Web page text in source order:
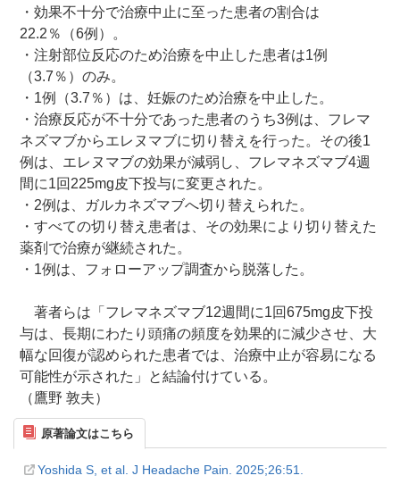
・効果不十分で治療中止に至った患者の割合は
22.2％（6例）。
・注射部位反応のため治療を中止した患者は1例
（3.7％）のみ。
・1例（3.7％）は、妊娠のため治療を中止した。
・治療反応が不十分であった患者のうち3例は、フレマ
ネズマブからエレヌマブに切り替えを行った。その後1
例は、エレヌマブの効果が減弱し、フレマネズマブ4週
間に1回225mg皮下投与に変更された。
・2例は、ガルカネズマブへ切り替えられた。
・すべての切り替え患者は、その効果により切り替えた
薬剤で治療が継続された。
・1例は、フォローアップ調査から脱落した。
著者らは「フレマネズマブ12週間に1回675mg皮下投
与は、長期にわたり頭痛の頻度を効果的に減少させ、大
幅な回復が認められた患者では、治療中止が容易になる
可能性が示された」と結論付けている。
（鷹野 敦夫）
原著論文はこちら
Yoshida S, et al. J Headache Pain. 2025;26:51.